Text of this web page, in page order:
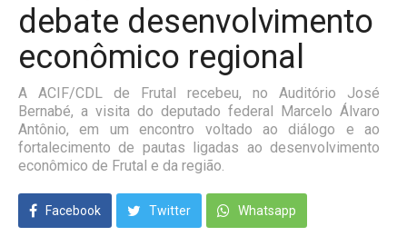
debate desenvolvimento
econômico regional
A ACIF/CDL de Frutal recebeu, no Auditório José
Bernabé, a visita do deputado federal Marcelo Álvaro
Antônio, em um encontro voltado ao diálogo e ao
fortalecimento de pautas ligadas ao desenvolvimento
econômico de Frutal e da região.
Facebook Twitter Whatsapp